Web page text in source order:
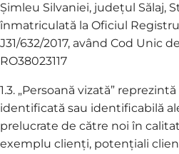
Șimleu Silvaniei, județul Sălaj,
înmatriculată la Oficiul
J31/632/2017, având Cod Unic
RO38023117
1.3. „Persoană vizată”
identificată sau identificabilă
prelucrate de către noi în
exemplu clienți, potențiali